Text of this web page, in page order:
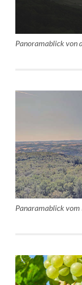
Panoramablick von
Panaramablick vom